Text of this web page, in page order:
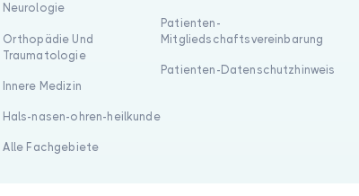
Neurologie
Orthopädie Und
Traumatologie
Innere Medizin
Hals-nasen-ohren-heilkunde
Alle Fachgebiete
Patienten-
Mitgliedschaftsvereinbarung
Patienten-Datenschutzhinweis